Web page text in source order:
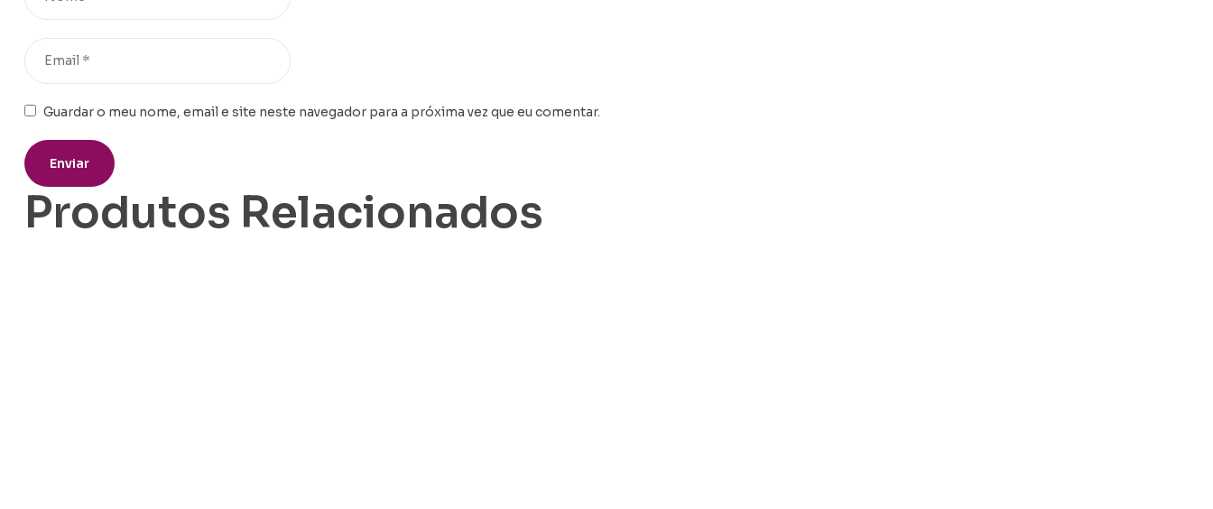
Guardar o meu nome, email e site neste navegador para a próxima vez que eu comentar.
Produtos Relacionados